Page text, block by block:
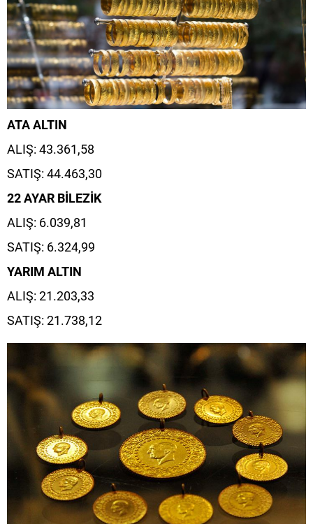
ATA ALTIN
ALIŞ: 43.361,58
SATIŞ: 44.463,30
22 AYAR BİLEZİK
ALIŞ: 6.039,81
SATIŞ: 6.324,99
YARIM ALTIN
ALIŞ: 21.203,33
SATIŞ: 21.738,12